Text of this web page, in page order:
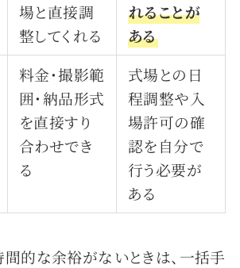
場と直接調
整してくれる
れることが
ある
料金・撮影範
囲・納品形式
を直接すり
合わせでき
る
式場との日
程調整や入
場許可の確
認を自分で
行う必要が
ある
的な余裕がないときは、一括手